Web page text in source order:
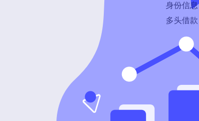
身份信息
多头借款